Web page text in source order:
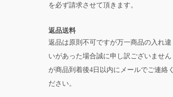
を必ず請求させて頂きます。
返品送料
返品は原則不可ですが万一商品の入れ違
いがあった場合誠に申し訳ございません
が商品到着後4日以内にメールでご連絡く
ださい。